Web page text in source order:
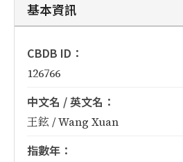
基本資訊
CBDB ID：
126766
中文名 / 英文名：
王鉉 / Wang Xuan
指數年：